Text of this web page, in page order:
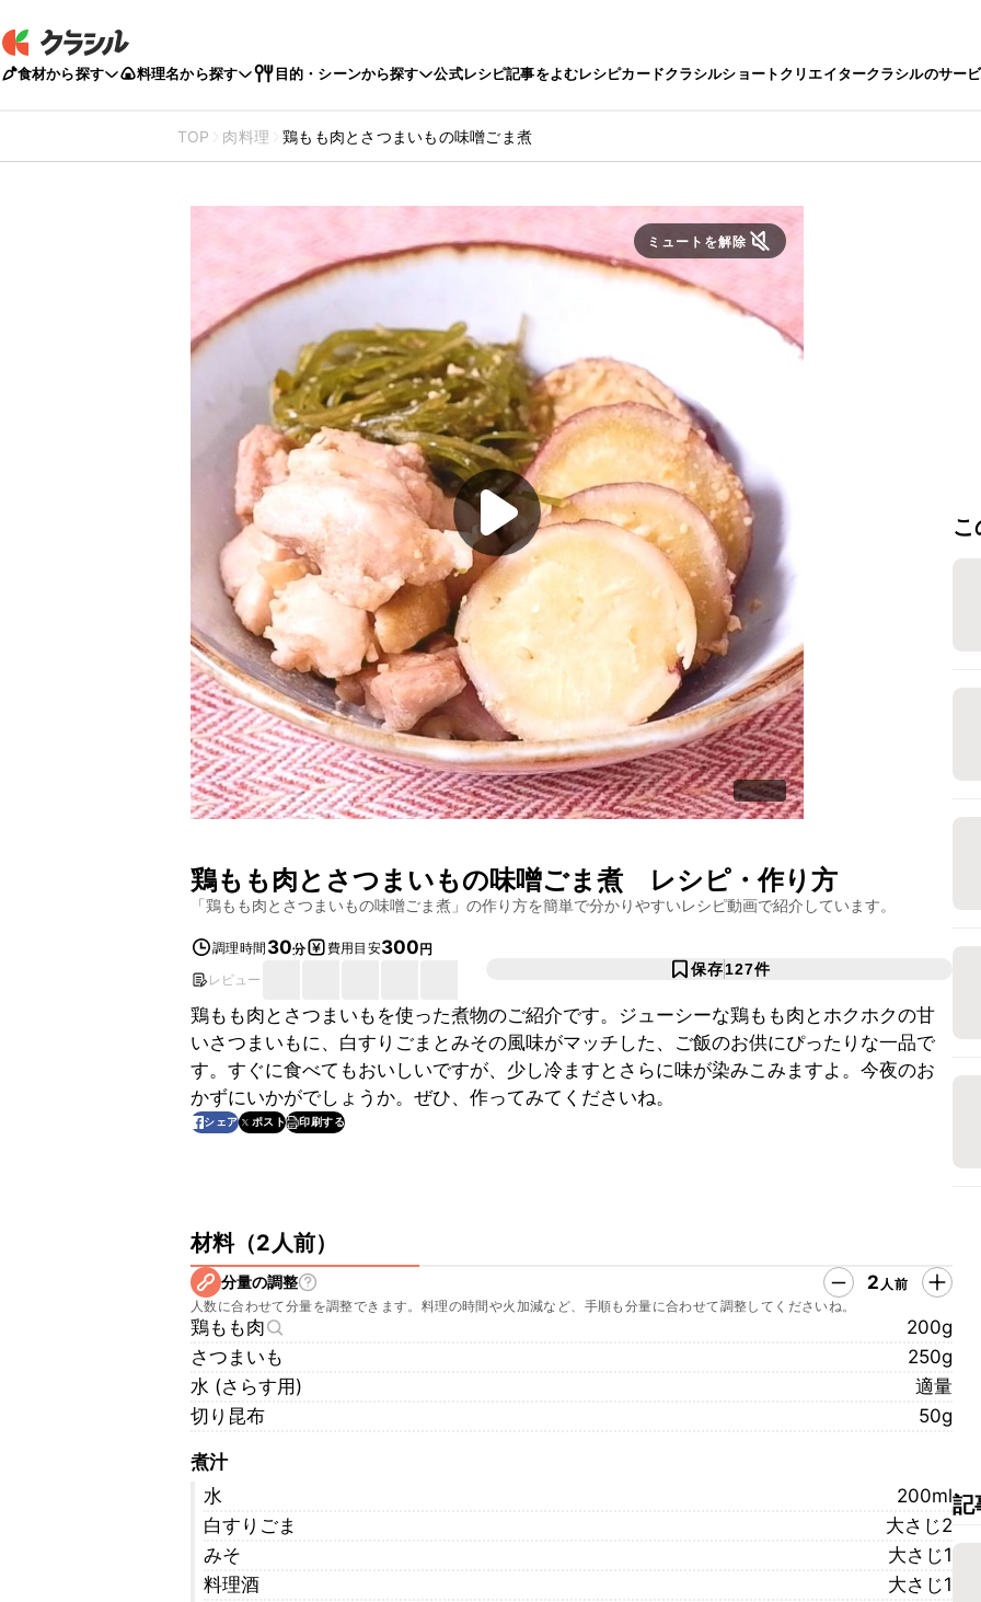
食材から探す 料理名から探す 目的・シーンから探す 公式レシピ記事をよむレシピカードクラシルショートクリエイタークラシルのサー
TOP 肉料理 鶏もも肉とさつまいもの味噌ごま煮
ミュートを解除
鶏もも肉とさつまいもの味噌ごま煮 レシピ・作り方
「鶏もも肉とさつまいもの味噌ごま煮 」の作り方を簡単で分かりやすいレシピ動画で紹介しています。
調理時間 30分 費用目安300円
レビュー
保存127件
鶏もも肉とさつまいもを使った煮物のご紹介です。ジューシーな鶏もも肉とホクホクの甘
いさつまいもに、白すりごまとみその風味がマッチした、ご飯のお供にぴったりな一品で
す。すぐに食べてもおいしいですが、少し冷ますとさらに味が染みこみますよ。今夜のお
かずにいかがでしょうか。ぜひ、作ってみてくださいね。
シェア ポスト 印刷する
材料（2人前）
分量の調整 2 人前
人数に合わせて分量を調整できます。料理の時間や火加減など、手順も分量に合わせて調整してくださいね。
鶏もも肉
200g
さつまいも
250g
水 (さらす用)
適量
切り昆布
50g
煮汁
水
200ml
白すりごま
大さじ2
みそ
大さじ1
料理酒
大さじ1
記